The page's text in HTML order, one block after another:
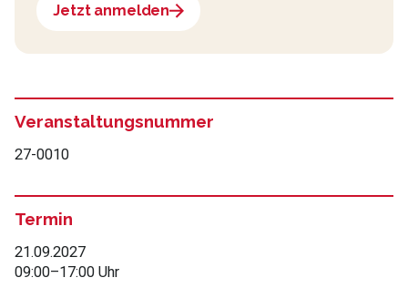
Jetzt anmelden
Veranstaltungsnummer
27-0010
Termin
21.09.2027
09:00–17:00 Uhr